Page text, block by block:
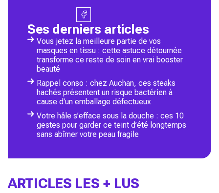
Ses derniers articles
Vous jetez la meilleure partie de vos
masques en tissu : cette astuce détournée
transforme ce reste de soin en vrai booster
beauté
Rappel conso : chez Auchan, ces steaks
hachés présentent un risque bactérien à
cause d'un emballage défectueux
Votre hâle s’efface sous la douche : ces 10
gestes pour garder ce teint d’été longtemps
sans abîmer votre peau fragile
ARTICLES LES + LUS